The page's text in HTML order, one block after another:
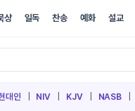
상 일독 찬송 예화 설교
대인 NIV KJV NASB